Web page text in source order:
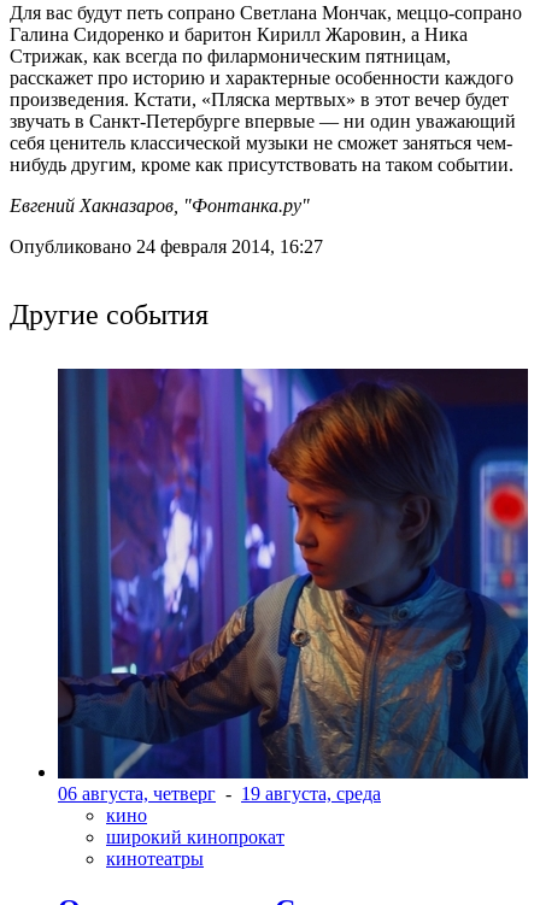
Для вас будут петь сопрано Светлана Мончак, меццо-сопрано
Галина Сидоренко и баритон Кирилл Жаровин, а Ника
Стрижак, как всегда по филармоническим пятницам,
расскажет про историю и характерные особенности каждого
произведения. Кстати, «Пляска мертвых» в этот вечер будет
звучать в Санкт-Петербурге впервые — ни один уважающий
себя ценитель классической музыки не сможет заняться чем-
нибудь другим, кроме как присутствовать на таком событии.
Евгений Хакназаров, "Фонтанка.ру"
Опубликовано 24 февраля 2014, 16:27
Другие события
06 августа, четверг - 19 августа, среда
кино
широкий кинопрокат
кинотеатры